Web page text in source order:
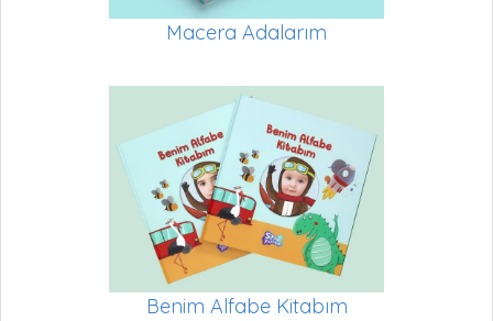
Macera Adalarım
Benim Alfabe Kitabım